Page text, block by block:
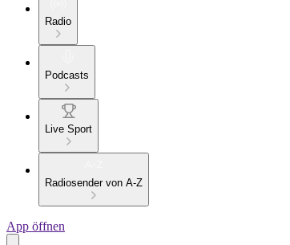
Radio
Podcasts
Live Sport
Radiosender von A-Z
App öffnen